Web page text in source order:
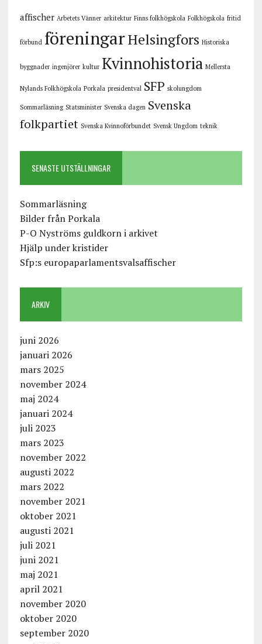
affischer Arbetets Vänner arkitektur Finns folkhögskola Folkhögskola fritid
förbund föreningarHelsingfors Historiska
byggnader ingenjörer kultur Kvinnohistoria Mellersta
Nylands Folkhögskola Porkala presidentval SFP skolungdom
Sommarläsning Statsminister Svenska dagen Svenska
folkpartiet Svenska Kvinnoförbundet Svensk Ungdom teknik
SENASTE UTSTÄLLNINGAR
Sommarläsning
Bilder från Porkala
P-O Nyströms guldkorn i arkivet
Hjälp under kristider
Sfp:s europaparlamentsvalsaffischer
ARKIV
juni 2026
januari 2026
mars 2025
november 2024
maj 2024
januari 2024
juli 2023
mars 2023
november 2022
augusti 2022
mars 2022
november 2021
oktober 2021
augusti 2021
juli 2021
juni 2021
maj 2021
april 2021
november 2020
oktober 2020
september 2020